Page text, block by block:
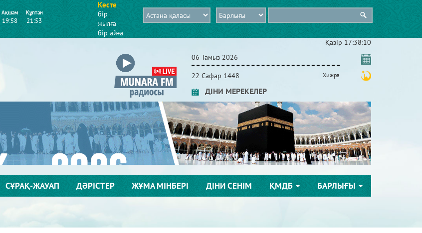
Ақшам
19:58
Құптан
21:53
Кесте
бір
жылға
бір айға
Қазір 17:38:12
06 Тамыз 2026
22 Сафар 1448 Хижра
ДІНИ МЕРЕКЕЛЕР
СҰРАҚ-ЖАУАП ДӘРІСТЕР ЖҰМА МІНБЕРІ ДІНИ СЕНІМ ҚМДБ БАРЛЫҒЫ